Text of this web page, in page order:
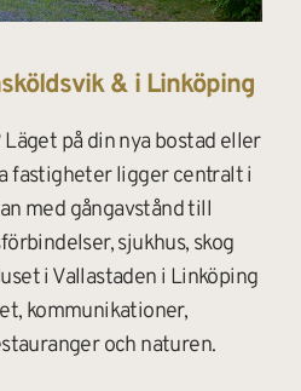
& i Linköping
Läget på din nya bostad eller
fastigheter ligger centralt i
med gångavstånd till
sjukhus, skog
i Vallastaden i Linköping
kommunikationer,
och naturen.